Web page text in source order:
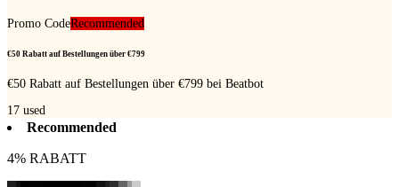
Promo CodeRecommended
€50 Rabatt auf Bestellungen über €799
€50 Rabatt auf Bestellungen über €799 bei Beatbot
17 used
Recommended
4% RABATT